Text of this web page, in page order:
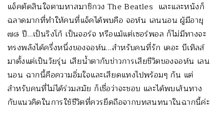
แจ็คตัดสินใจตามหาสมาชิกวง The Beatles และและหนังก็
ฉลาดมากที่ทำให้คนที่แจ็คได้พบคือ จอห์น เลนนอน ผู้มีอายุ
๗๘ ปี…เป็นริงโก้ เป็นจอร์จ หรือแม้แต่เซอร์พอล ก็ไม่มีทางจะ
ทรงพลังได้ครึ่งหนึ่งของจอห์น…สำหรับคนที่รัก เดอะ บีเทิลส์
มาตั้งแต่เป็นวัยรุ่น เสียน้ำตากับข่าวการเสียชีวิตของจอห์น เลน
นอน ฉากนี้คือความอิ่มใจและเสียดแทงไปพร้อมๆ กัน แต่
สำหรับคนที่ไม่ได้ร่วมสมัย ก็เชื่อว่าจะชอบ และได้พบเส้นทาง
กับแนวคิดในการใช้ชีวิตที่ควรยึดถือจากบทสนทนาในฉากนี้ค่ะ